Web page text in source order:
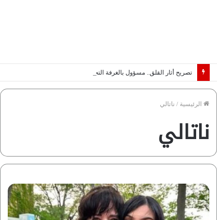
الرئيسية / ناتالي
ناتالي